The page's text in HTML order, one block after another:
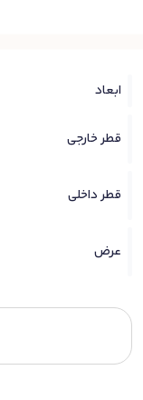
ابعاد
قطر خارجی
قطر داخلی
عرض